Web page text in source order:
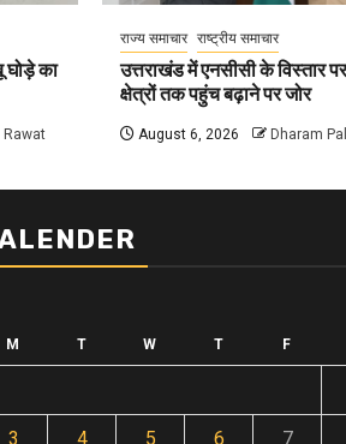
घोड़े का
Rawat
राज्य समाचार राष्ट्रीय समाचार
उत्तराखंड में एनसीसी के विस्तार
क्षेत्रों तक पहुंच बढ़ाने पर जोर
August 6, 2026 Dharam
M T W T F
3 4 5 6 7